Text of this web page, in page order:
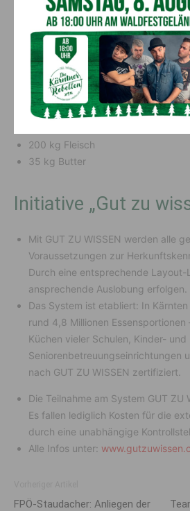
weitere Bereiche, wie die Gastronomie
Lebensmittel und Fertigprodukte,
Allein im Klinikum
täglich verarbeitet:
350 kg Gemüse
200 kg Fleisch
35 kg Butter
Initiative „Gut zu
Mit GUT ZU WISSEN werden alle
Voraussetzungen zur
Durch eine entsprechende Layout-
ansprechende Auslobung erfolgen.
Das System ist etabliert: In
rund 4,8 Millionen
Küchen vieler Schulen, Kinder- und
Seniorenbetreuungseinrichtungen
nach GUT ZU WISSEN zertifiziert.
Die Teilnahme am System GUT ZU
Es fallen lediglich Kosten für die
durch eine unabhängige
Alle Infos unter:
FPÖ-Staudacher: Anliegen der